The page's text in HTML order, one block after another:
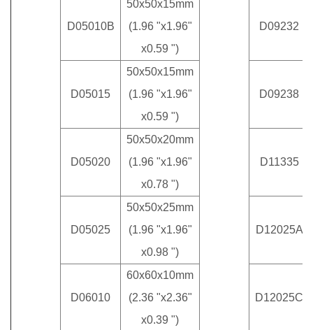
D05010B
50x50x15mm
(1.96 "x1.96"
x0.59 ")
D09232
D05015
50x50x15mm
(1.96 "x1.96"
x0.59 ")
D09238
D05020
50x50x20mm
(1.96 "x1.96"
x0.78 ")
D11335
D05025
50x50x25mm
(1.96 "x1.96"
x0.98 ")
D12025A
D06010
60x60x10mm
(2.36 "x2.36"
x0.39 ")
D12025C